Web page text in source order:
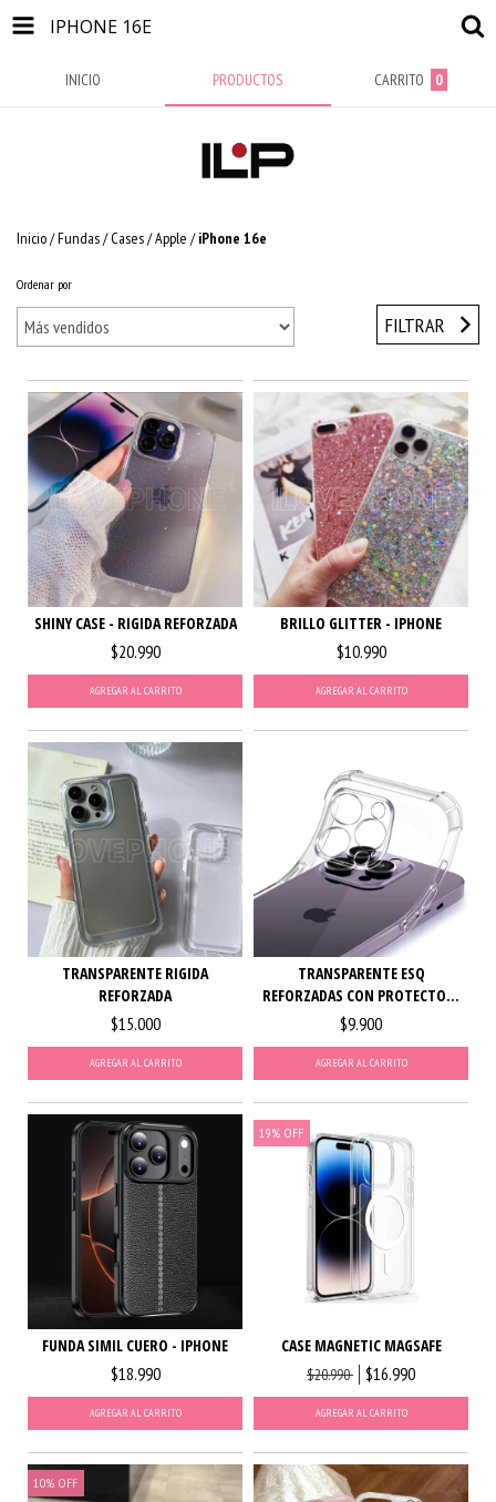
IPHONE 16E
INICIO PRODUCTOS CARRITO 0
Inicio/Fundas / Cases/Apple / iPhone 16e
Ordenar por
FILTRAR
SHINY CASE - RIGIDA REFORZADA
$20.990
AGREGAR AL CARRITO
BRILLO GLITTER - IPHONE
$10.990
AGREGAR AL CARRITO
TRANSPARENTE RIGIDA
REFORZADA
$15.000
AGREGAR AL CARRITO
TRANSPARENTE ESQ
REFORZADAS CON PROTECTO...
$9.900
AGREGAR AL CARRITO
FUNDA SIMIL CUERO - IPHONE
$18.990
AGREGAR AL CARRITO
19% OFF
CASE MAGNETIC MAGSAFE
$20.990 $16.990
AGREGAR AL CARRITO
10% OFF